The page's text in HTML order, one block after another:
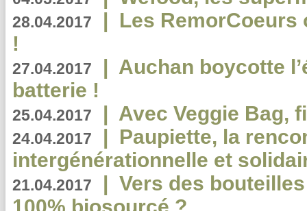
28.04.2017 | Les RemorCoeurs
!
27.04.2017 | Auchan boycotte
batterie !
25.04.2017 | Avec Veggie Bag,
24.04.2017 | Paupiette, la
intergénérationnelle et
21.04.2017 | Vers des